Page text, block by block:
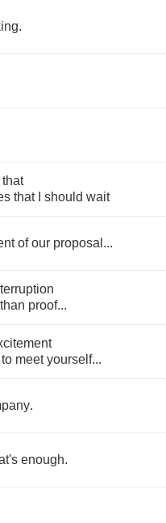
.
that
that should wait
of our proposal ...
than proof...
to meet yourself...
.
enough.